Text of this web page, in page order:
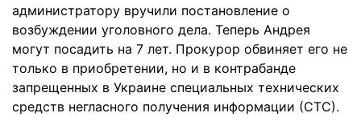
администратору вручили постановление о
возбуждении уголовного дела. Теперь Андрея
могут посадить на 7 лет. Прокурор обвиняет его не
только в приобретении, но и в контрабанде
запрещенных в Украине специальных технических
средств негласного получения информации (СТС).